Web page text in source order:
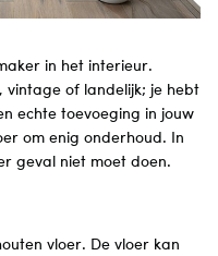
in het interieur.
vintage of landelijk; je hebt
echte toevoeging in jouw
om enig onderhoud. In
geval niet moet doen.
vloer. De vloer kan